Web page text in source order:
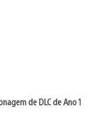
de DLC de Ano 1